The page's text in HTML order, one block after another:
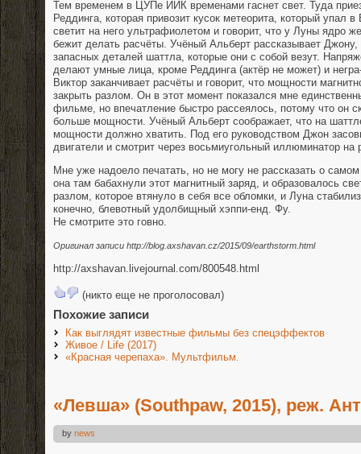
Тем временем в ЦУПе ИИК временами гаснет свет. Туда
Реддинга, которая привозит кусок метеорита, который упал
светит на него ультрафиолетом и говорит, что у Луны ядро
бежит делать расчёты. Учёный Альберт рассказывает
запасных деталей шаттла, которые они с собой везут.
делают умные лица, кроме Реддинга (актёр не может) и
Виктор заканчивает расчёты и говорит, что мощности
закрыть разлом. Он в этот момент показался мне
фильме, но впечатление быстро рассеялось, потому что он
больше мощности. Учёный Альберт соображает, что на
мощности должно хватить. Под его руководством Джон
двигатели и смотрит через восьмиугольный иллюминатор на
Мне уже надоело печатать, но не могу не рассказать о
она там бабахнули этот магнитный заряд, и образовалось
разлом, которое втянуло в себя все обломки, и Луна
конечно, блевотный удолбищный хэппи-енд. Фу.
Не смотрите это говно.
Оригинал записи http://blog.axshavan.cz/2015/09/earthstorm.html
http://axshavan.livejournal.com/800548.html
(никто еще не проголосовал)
Похожие записи
Как выглядят известные фильмы без спецэффектов
Живое / Life (2017)
«Красная черепаха». Мультфильм.
«Левша» (Southpaw, 2015), реж.
by news